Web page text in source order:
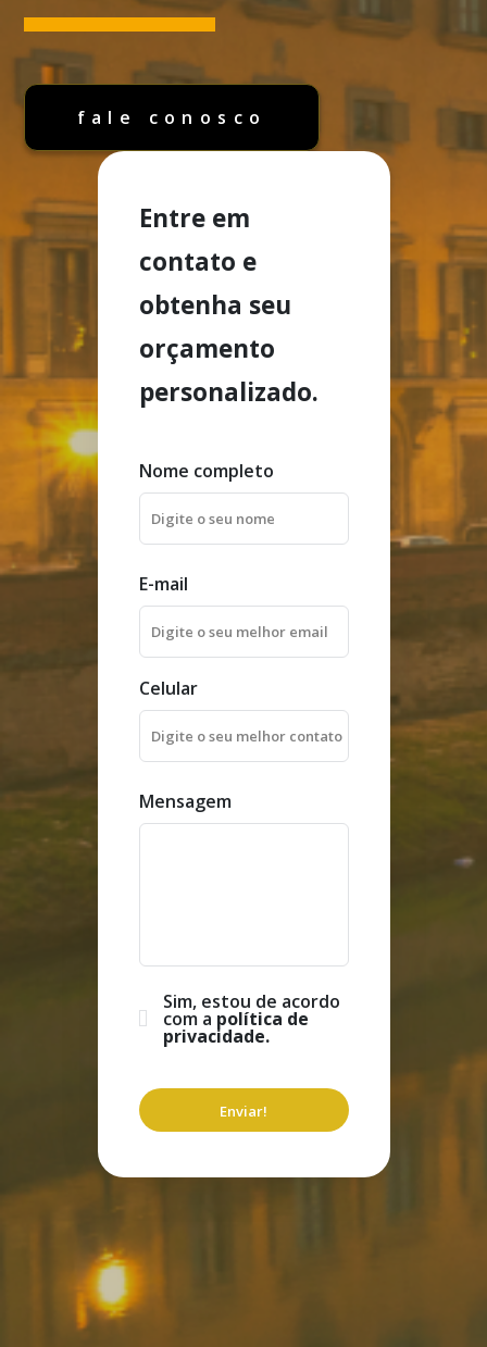
fale conosco
Entre em
contato e
obtenha seu
orçamento
personalizado.
Nome completo
E-mail
Celular
Mensagem
Sim, estou de acordo
com a política de
privacidade.
Enviar!